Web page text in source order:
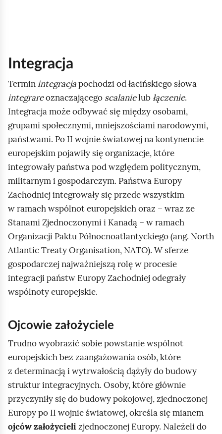
Integracja
Termin integracjapochodzi od łacińskiego słowa
integrareoznaczającego scalanielub łączenie.
Integracja może odbywać się między osobami,
grupami społecznymi, mniejszościami narodowymi,
państwami. Po II wojnie światowej na kontynencie
europejskim pojawiły się organizacje, które
integrowały państwa pod względem politycznym,
militarnym i gospodarczym. Państwa Europy
Zachodniej integrowały się przede wszystkim
w ramach wspólnot europejskich oraz – wraz ze
Stanami Zjednoczonymi i Kanadą – w ramach
Organizacji Paktu Północnoatlantyckiego (ang. North
Atlantic Treaty Organisation, NATO). W sferze
gospodarczej najważniejszą rolę w procesie
integracji państw Europy Zachodniej odegrały
wspólnoty europejskie.
Ojcowie założyciele
Trudno wyobrazić sobie powstanie wspólnot
europejskich bez zaangażowania osób, które
z determinacją i wytrwałością dążyły do budowy
struktur integracyjnych. Osoby, które głównie
przyczyniły się do budowy pokojowej, zjednoczonej
Europy po II wojnie światowej, określa się mianem
ojców założycielizjednoczonej Europy. Należeli do